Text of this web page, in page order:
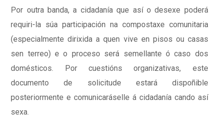
Por outra banda, a cidadanía que así o desexe poderá
requiri-la súa participación na compostaxe comunitaria
(especialmente dirixida a quen vive en pisos ou casas
sen terreo) e o proceso será semellante ó caso dos
domésticos. Por cuestións organizativas, este
documento de solicitude estará dispoñible
posteriormente e comunicaráselle á cidadanía cando así
sexa.